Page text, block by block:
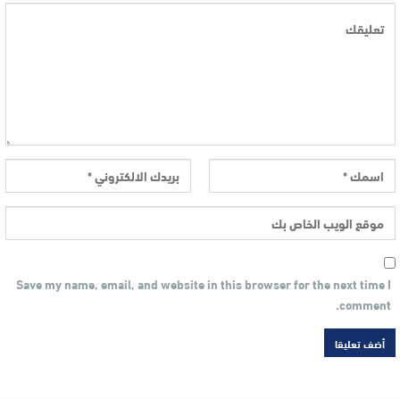
Save my name, email, and website in this browser for the next time I
comment.